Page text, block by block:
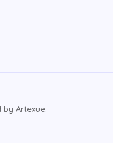
by Artexue.